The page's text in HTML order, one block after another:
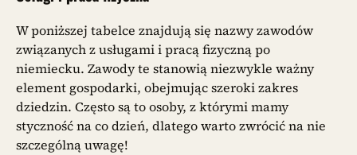
W poniższej tabelce znajdują się nazwy zawodów
związanych z usługami i pracą fizyczną po
niemiecku. Zawody te stanowią niezwykle ważny
element gospodarki, obejmując szeroki zakres
dziedzin. Często są to osoby, z którymi mamy
styczność na co dzień, dlatego warto zwrócić na nie
szczególną uwagę!